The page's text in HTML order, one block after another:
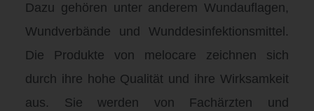
Dazu gehören unter anderem Wundauflagen,
Wundverbände und Wunddesinfektionsmittel.
Die Produkte von melocare zeichnen sich
durch ihre hohe Qualität und ihre Wirksamkeit
aus. Sie werden von Fachärzten und